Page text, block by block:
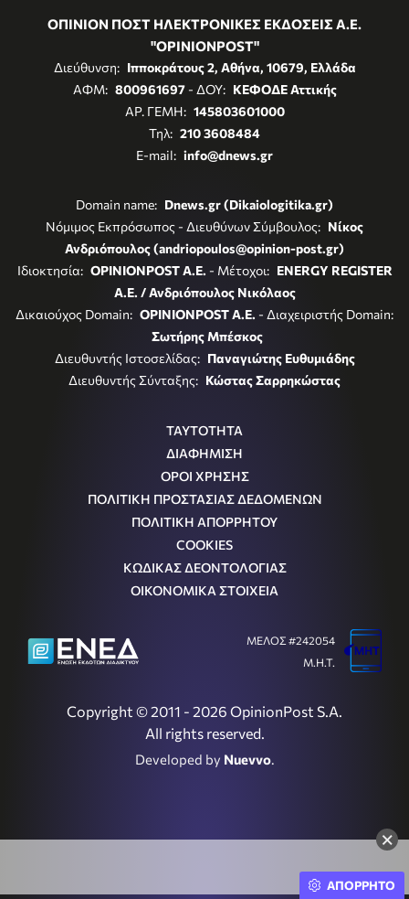
×
ΟΠΙΝΙΟΝ ΠΟΣΤ ΗΛΕΚΤΡΟΝΙΚΕΣ ΕΚΔΟΣΕΙΣ Α.Ε.
"OPINIONPOST"
Διεύθυνση: Ιπποκράτους 2, Αθήνα, 10679, Ελλάδα
ΑΦΜ: 800961697- ΔΟΥ: ΚΕΦΟΔΕ Αττικής
ΑΡ. ΓΕΜΗ: 145803601000
Τηλ: 210 3608484
E-mail: info@dnews.gr
Domain name: Dnews.gr (Dikaiologitika.gr)
Νόμιμος Εκπρόσωπος - Διευθύνων Σύμβουλος: Νίκος
Ανδριόπουλος (andriopoulos@opinion-post.gr)
Ιδιοκτησία: OPINIONPOST A.E. - Μέτοχοι: ENERGY REGISTER
Α.Ε. / Ανδριόπουλος Νικόλαος
Δικαιούχος Domain: OPINIONPOST A.E. - Διαχειριστής Domain:
Σωτήρης Μπέσκος
Διευθυντής Ιστοσελίδας: Παναγιώτης Ευθυμιάδης
Διευθυντής Σύνταξης: Κώστας Σαρρηκώστας
ΤΑΥΤΟΤΗΤΑ
ΔΙΑΦΗΜΙΣΗ
ΟΡΟΙ ΧΡΗΣΗΣ
ΠΟΛΙΤΙΚΗ ΠΡΟΣΤΑΣΙΑΣ ΔΕΔΟΜΕΝΩΝ
ΠΟΛΙΤΙΚΗ ΑΠΟΡΡΗΤΟΥ
COOKIES
ΚΩΔΙΚΑΣ ΔΕΟΝΤΟΛΟΓΙΑΣ
ΟΙΚΟΝΟΜΙΚΑ ΣΤΟΙΧΕΙΑ
Copyright © 2011 - 2026 OpinionPost S.A.
All rights reserved.
Developed by Nuevvo
ΜΕΛΟΣ #242054
Μ.Η.Τ.
ΑΠΟΡΡΗΤΟ